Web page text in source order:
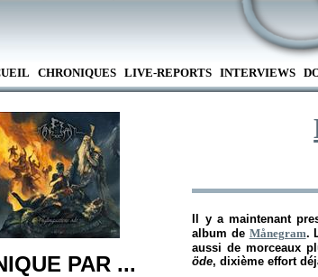
CHRONIQUES LIVE-REPORTS INTERVIEWS
PAR ...
Il y a maintenant
album de Månegram.
aussi de morceaux
öde, dixième effort